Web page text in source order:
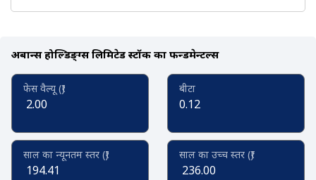
अबान्स होल्डिङ्ग्स लिमिटेड स्टॉक का फन्डमेन्टल्स
फेस वैल्यू (₹)
2.00
बीटा
0.12
साल का न्यूनतम स्तर (₹)
194.41
साल का उच्च स्तर (₹)
236.00